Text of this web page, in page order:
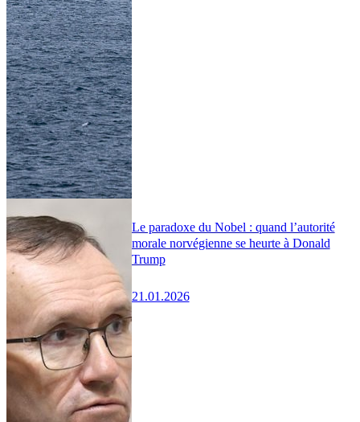
Le paradoxe du Nobel : quand l’autorité
morale norvégienne se heurte à Donald
Trump
21.01.2026